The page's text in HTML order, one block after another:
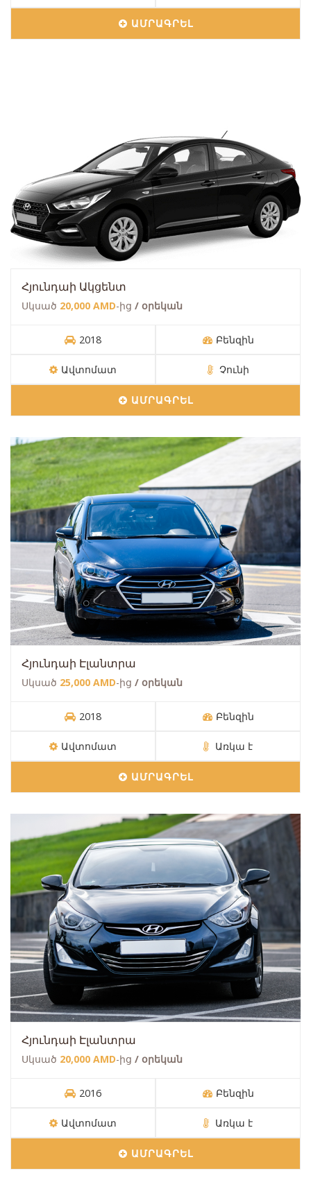
ԱՄՐԱԳՐԵԼ
Հյունդաի Ակցենտ
Սկսած 20,000 AMD-ից / օրեկան
2018 Բենզին
Ավտոմատ Չունի
ԱՄՐԱԳՐԵԼ
Հյունդաի Էլանտրա
Սկսած 25,000 AMD-ից / օրեկան
2018 Բենզին
Ավտոմատ Առկա է
ԱՄՐԱԳՐԵԼ
Հյունդաի Էլանտրա
Սկսած 20,000 AMD-ից / օրեկան
2016 Բենզին
Ավտոմատ Առկա է
ԱՄՐԱԳՐԵԼ